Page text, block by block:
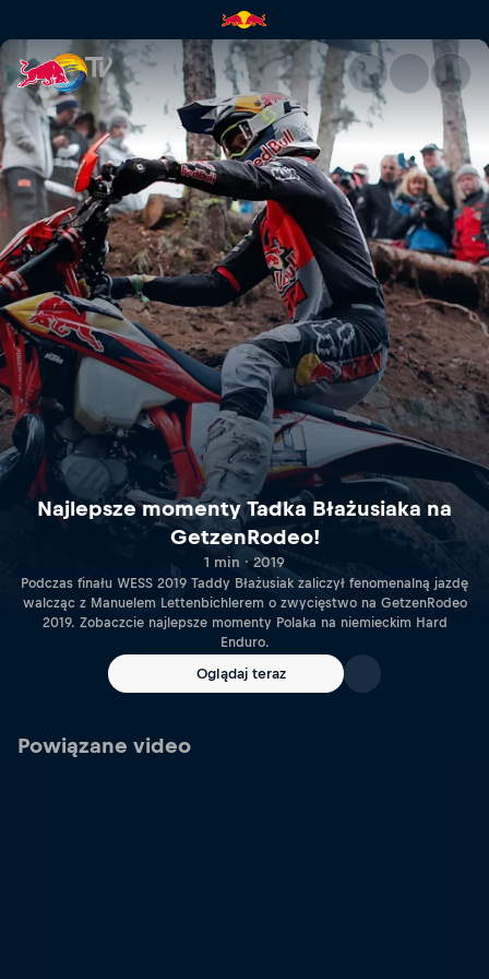
Najlepsze momenty Tadka
Najlepsze momenty Tadka Błażusiaka na
GetzenRodeo!
1 min · 2019
Podczas finału WESS 2019 Taddy Błażusiak zaliczył fenomenalną jazdę
walcząc z Manuelem Lettenbichlerem o zwycięstwo na GetzenRodeo
2019. Zobaczcie najlepsze momenty Polaka na niemieckim Hard
Enduro.
Oglądaj teraz
Powiązane video